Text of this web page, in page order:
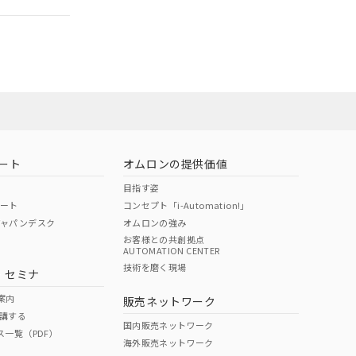
O O
ページへ
ください
ト
ト
パンデスク
セミナ
内
する
覧（PDF）
オムロンの提供価値
目指す姿
コンセプト「i-Automation!」
オムロンの強み
お客様との共創拠点
AUTOMATION CENTER
技術を磨く現場
販売ネットワーク
国内販売ネットワーク
海外販売ネットワーク